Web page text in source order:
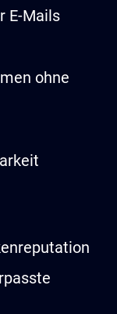
E-Mails
ohne